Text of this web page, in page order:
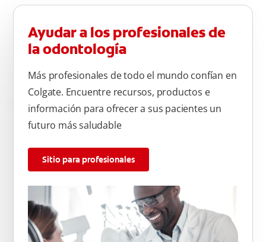
Ayudar a los profesionales de
la odontología
Más profesionales de todo el mundo confían en
Colgate. Encuentre recursos, productos e
información para ofrecer a sus pacientes un
futuro más saludable
Sitio para profesionales